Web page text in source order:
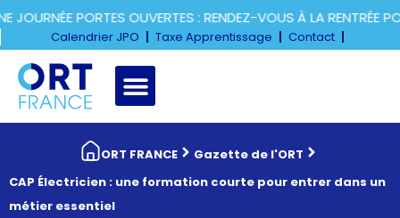
PORTES OUVERTES : RENDEZ-VOUS À LA RENTRÉE
Calendrier JPO Taxe Apprentissage Contact
ORT FRANCE
Gazette de l'ORT
CAP Électricien : une formation courte pour entrer dans un
métier essentiel